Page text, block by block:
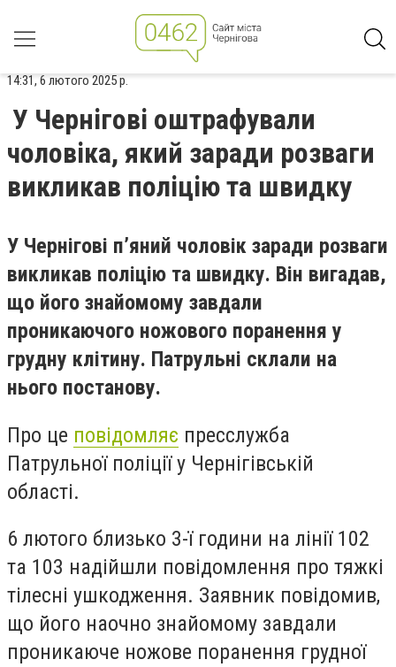
14:31, 6 лютого 2025 р.
У Чернігові оштрафували
чоловіка, який заради розваги
викликав поліцію та швидку
У Чернігові п’яний чоловік заради розваги
викликав поліцію та швидку. Він вигадав,
що його знайомому завдали
проникаючого ножового поранення у
грудну клітину. Патрульні склали на
нього постанову.
Про це повідомляє пресслужба
Патрульної поліції у Чернігівській
області.
6 лютого близько 3-ї години на лінії 102
та 103 надійшли повідомлення про тяжкі
тілесні ушкодження. Заявник повідомив,
що його наочно знайомому завдали
проникаюче ножове поранення грудної